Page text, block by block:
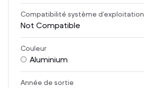
Compatibilité système d’exploitation
Not Compatible
Couleur
Aluminium
Année de sortie